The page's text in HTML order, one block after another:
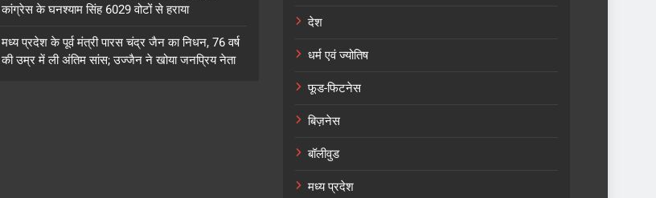
कांग्रेस के घनश्याम सिंह 6029 वोटों से हराया
मध्य प्रदेश के पूर्व मंत्री पारस चंद्र जैन का निधन, 76 वर्ष
की उम्र में ली अंतिम सांस; उज्जैन ने खोया जनप्रिय नेता
देश
धर्म एवं ज्योतिष
फूड-फिटनेस
बिज़नेस
बॉलीवुड
मध्य प्रदेश